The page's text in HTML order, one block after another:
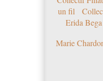
un fil
Erida Bega
Marie